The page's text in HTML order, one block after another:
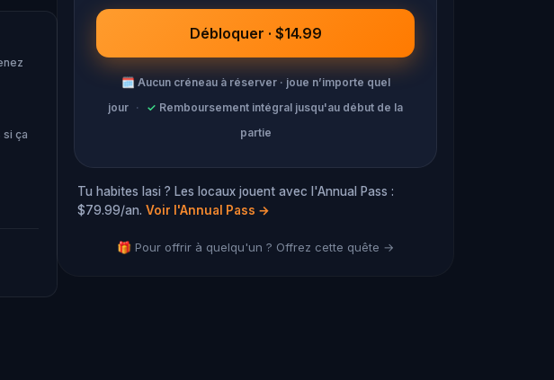
ça
Débloquer · $14.99
🗓 Aucun créneau à réserver · joue n’importe quel
jour · ✓ Remboursement intégral jusqu'au début de la
partie
Tu habites Iasi ? Les locaux jouent avec l'Annual Pass :
$79.99/an. Voir l'Annual Pass →
🎁 Pour offrir à quelqu'un ? Offrez cette quête →